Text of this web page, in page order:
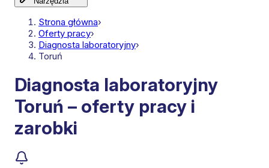
Strona główna›
Oferty pracy›
Diagnosta laboratoryjny›
Toruń
Diagnosta laboratoryjny
Toruń – oferty pracy i
zarobki